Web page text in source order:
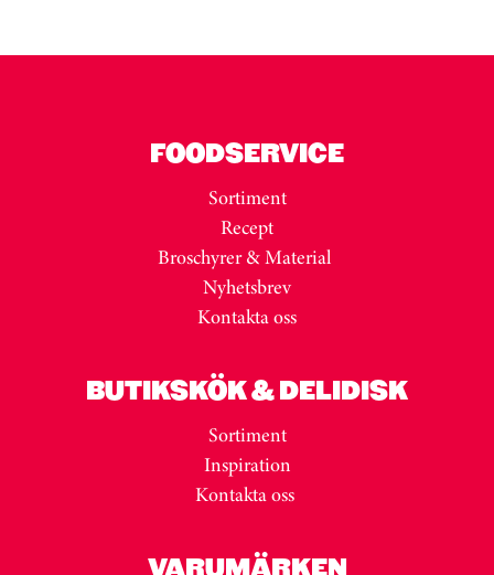
FOODSERVICE
Sortiment
Recept
Broschyrer & Material
Nyhetsbrev
Kontakta oss
BUTIKSKÖK & DELIDISK
Sortiment
Inspiration
Kontakta oss
VARUMÄRKEN